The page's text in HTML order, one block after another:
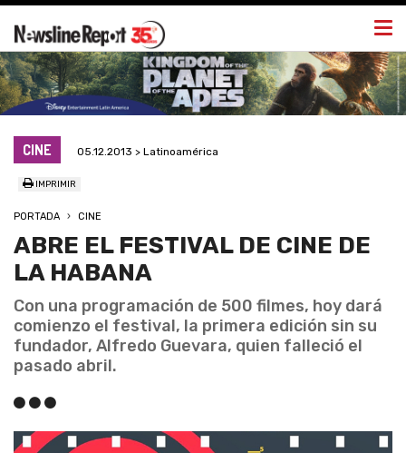
CINE 05.12.2013 > Latinoamérica
IMPRIMIR
PORTADA CINE
ABRE EL FESTIVAL DE CINE DE
LA HABANA
Con una programación de 500 filmes, hoy dará
comienzo el festival, la primera edición sin su
fundador, Alfredo Guevara, quien falleció el
pasado abril.